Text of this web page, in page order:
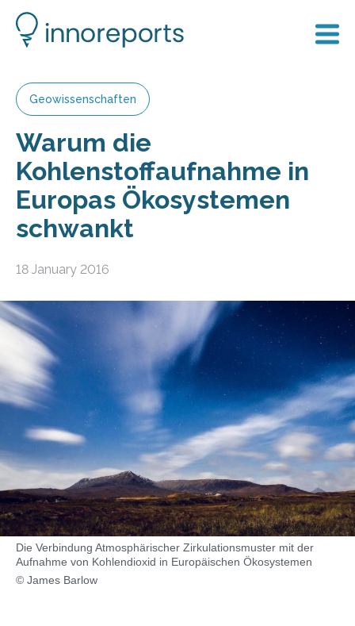
Geowissenschaften
Warum die
Kohlenstoffaufnahme in
Europas Ökosystemen
schwankt
18 January 2016
Die Verbindung Atmosphärischer Zirkulationsmuster mit der
Aufnahme von Kohlendioxid in Europäischen Ökosystemen
© James Barlow